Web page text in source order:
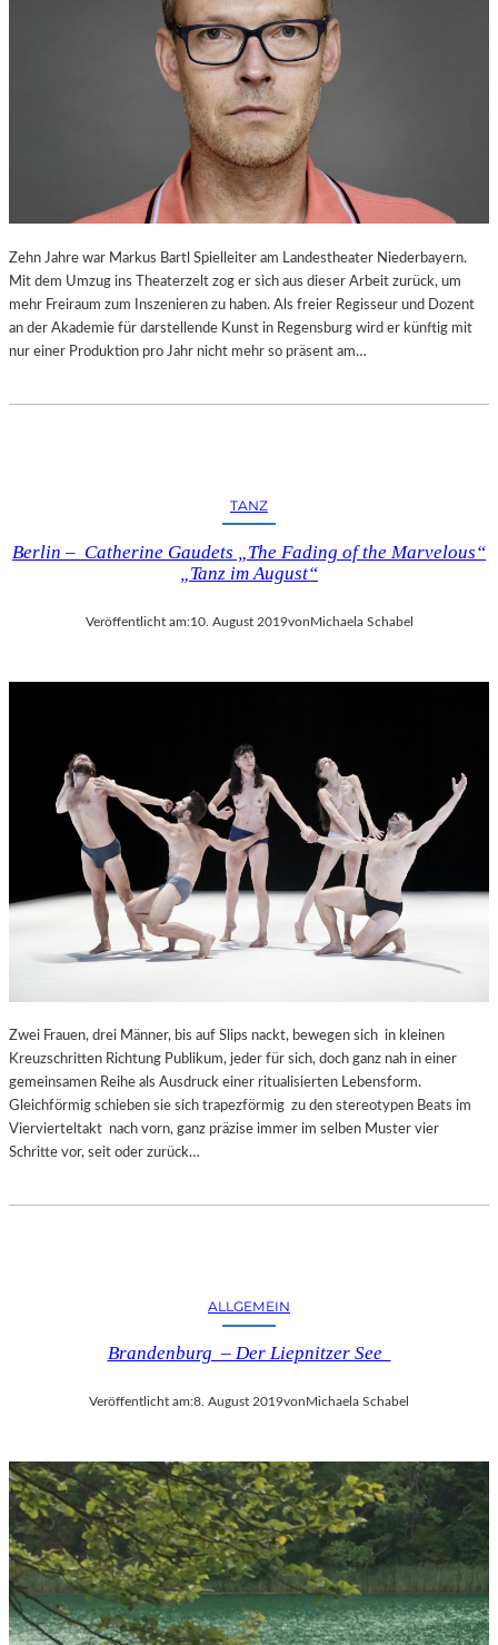
Zehn Jahre war Markus Bartl Spielleiter am Landestheater Niederbayern.
Mit dem Umzug ins Theaterzelt zog er sich aus dieser Arbeit zurück, um
mehr Freiraum zum Inszenieren zu haben. Als freier Regisseur und Dozent
an der Akademie für darstellende Kunst in Regensburg wird er künftig mit
nur einer Produktion pro Jahr nicht mehr so präsent am…
TANZ
Berlin – Catherine Gaudets „The Fading of the Marvelous“
„Tanz im August“
Veröffentlicht am:10. August 2019vonMichaela Schabel
Zwei Frauen, drei Männer, bis auf Slips nackt, bewegen sich in kleinen
Kreuzschritten Richtung Publikum, jeder für sich, doch ganz nah in einer
gemeinsamen Reihe als Ausdruck einer ritualisierten Lebensform.
Gleichförmig schieben sie sich trapezförmig zu den stereotypen Beats im
Viervierteltakt nach vorn, ganz präzise immer im selben Muster vier
Schritte vor, seit oder zurück…
ALLGEMEIN
Brandenburg – Der Liepnitzer See
Veröffentlicht am:8. August 2019vonMichaela Schabel